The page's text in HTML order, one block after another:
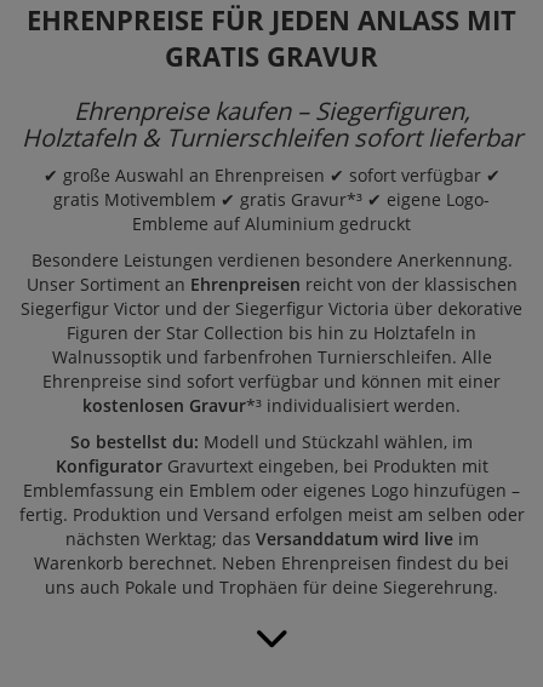
EHRENPREISE FÜR JEDEN ANLASS MIT
GRATIS GRAVUR
Ehrenpreise kaufen – Siegerfiguren,
Holztafeln & Turnierschleifen sofort lieferbar
✔ große Auswahl an Ehrenpreisen ✔ sofort verfügbar ✔
gratis Motivemblem ✔ gratis Gravur*³ ✔ eigene Logo-
Embleme auf Aluminium gedruckt
Besondere Leistungen verdienen besondere Anerkennung.
Unser Sortiment an Ehrenpreisen reicht von der klassischen
Siegerfigur Victor und der Siegerfigur Victoria über dekorative
Figuren der Star Collection bis hin zu Holztafeln in
Walnussoptik und farbenfrohen Turnierschleifen. Alle
Ehrenpreise sind sofort verfügbar und können mit einer
kostenlosen Gravur*³ individualisiert werden.
So bestellst du: Modell und Stückzahl wählen, im
KonfiguratorGravurtext eingeben, bei Produkten mit
Emblemfassung ein Emblem oder eigenes Logo hinzufügen –
fertig. Produktion und Versand erfolgen meist am selben oder
nächsten Werktag; das Versanddatum wird liveim
Warenkorb berechnet. Neben Ehrenpreisen findest du bei
uns auch Pokale und Trophäen für deine Siegerehrung.